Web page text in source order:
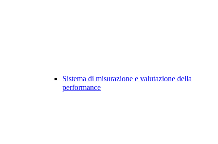
Sistema di misurazione e valutazione della
performance